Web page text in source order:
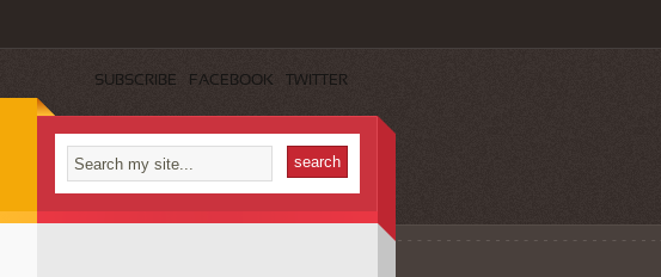
SUBSCRIBE FACEBOOK TWITTER